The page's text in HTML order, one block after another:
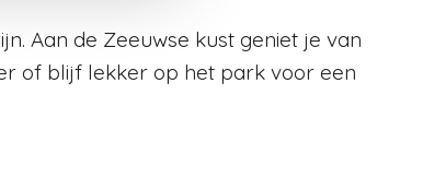
Aan de Zeeuwse kust geniet je van
of blijf lekker op het park voor een